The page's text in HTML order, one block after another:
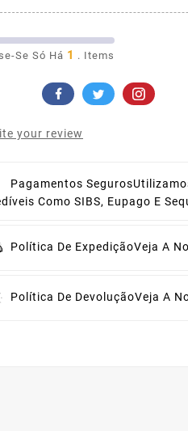
Se Só Há 1 . Items
your review
Pagamentos Seguros
Como SIBS, Eupago E
Política De ExpediçãoVeja A
Política De DevoluçãoVeja A